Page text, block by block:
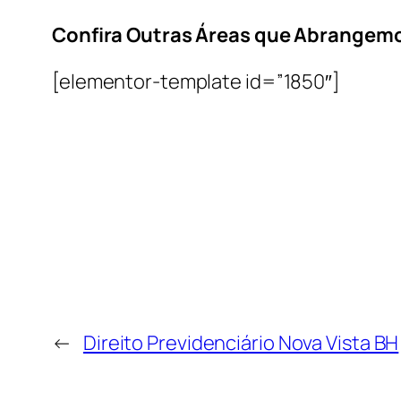
Confira Outras Áreas que
[elementor-template id=”1850″]
← Direito Previdenciário Nova Vista BH